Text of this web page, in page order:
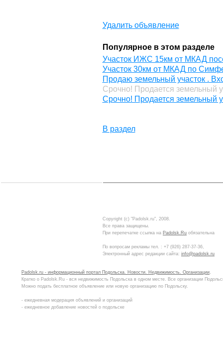
Удалить объявление
Популярное в этом разделе
Участок ИЖС 15км от МКАД
Участок 30км от МКАД по
Продаю земельный участок .
Срочно! Продается земельный
Срочно! Продается земельный
В раздел
Copyright (c) "Padolsk.ru", 2008.
Все права защищены.
При перепечатке ссылка на Padolsk.Ru обязательна
По вопросам рекламы тел. : +7 (926) 287-37-36,
Электронный адрес редакции сайта: info@padolsk.ru
Padolsk.ru - информационный портал Подольска. Новости. Недвижимость. Организации,
Кратко о Padolsk.Ru - вся недвижимость Подольска в одном месте. Все организации
Можно подать бесплатное объявление или новую организацию по Подольску.
- ежедневная модерация объявлений и организаций
- ежедневное добавление новостей о подольске